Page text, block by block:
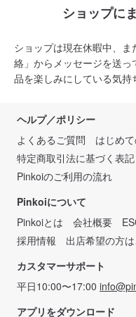
ショップに
ショップは現在休暇中、
絡」からメッセージを送
品を楽しみにしている気持
ヘルプ／ポリシー
よくあるご質問
はじめ
特定商取引法に基づく表記
Pinkoiのご利用の流れ
Pinkoiについて
Pinkoiとは
会社概要
採用情報
出店希望の方
カスタマーサポート
平日10:00〜17:00
アプリをダウンロード